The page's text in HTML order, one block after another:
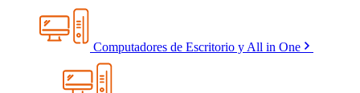
Computadores de Escritorio y All in One